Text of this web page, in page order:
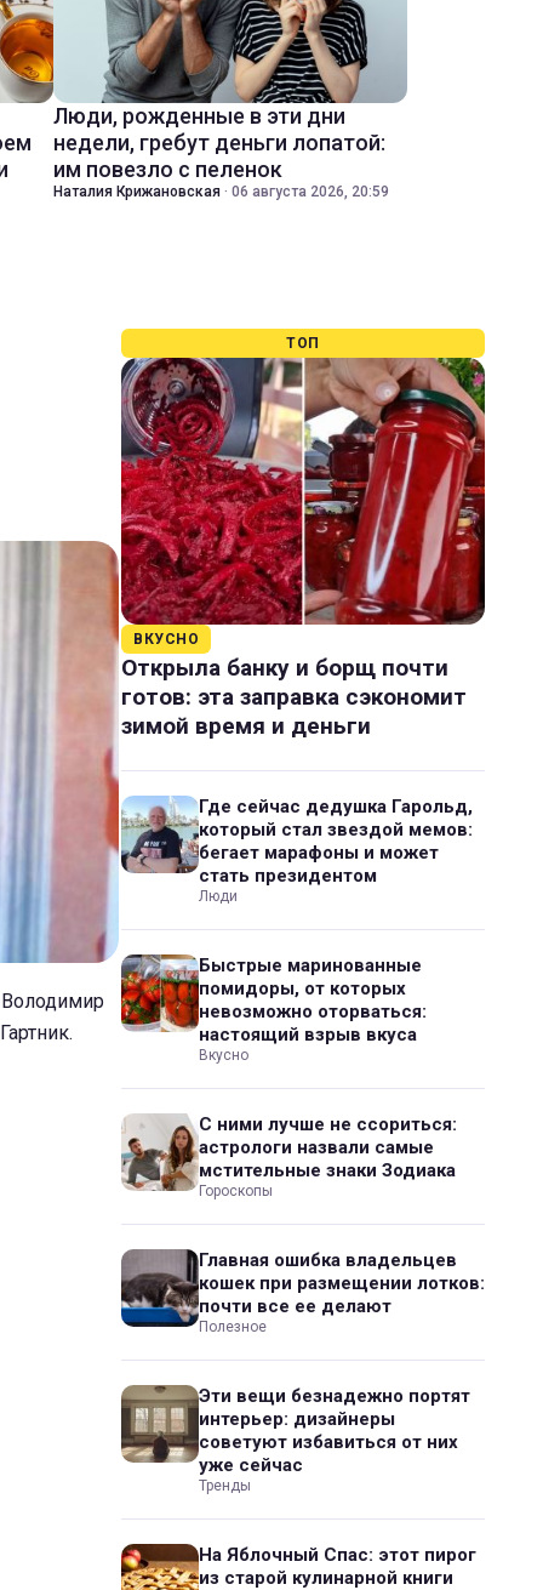
Люди, рожденные в эти дни
недели, гребут деньги лопатой:
им повезло с пеленок
Наталия Крижановская · 06 августа 2026, 20:59
Володимир
ТОП
ВКУСНО
Открыла банку и борщ почти
готов: эта заправка сэкономит
зимой время и деньги
Где сейчас дедушка Гарольд,
который стал звездой мемов:
бегает марафоны и может
стать президентом
Люди
Быстрые маринованные
помидоры, от которых
невозможно оторваться:
настоящий взрыв вкуса
Вкусно
С ними лучше не ссориться:
астрологи назвали самые
мстительные знаки Зодиака
Гороскопы
Главная ошибка владельцев
кошек при размещении лотков:
почти все ее делают
Полезное
Эти вещи безнадежно портят
интерьер: дизайнеры
советуют избавиться от них
уже сейчас
Тренды
На Яблочный Спас: этот пирог
из старой кулинарной книги